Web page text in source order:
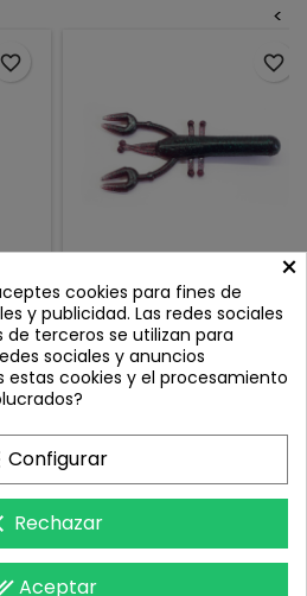
<
0
y
y
la
favorite_border
LONGASBAITS LB CRAW 4''
PLUM EMERALD
Review(s):
4'' 10 UNIDADES POR PACK
Vinilo flotante: Favorece
favorite_border
×
cookies para fines de
y publicidad. Las redes sociales
de terceros se utilizan para
sociales y anuncios
estas cookies y el procesamiento
Configurar
Rechazar
Aceptar